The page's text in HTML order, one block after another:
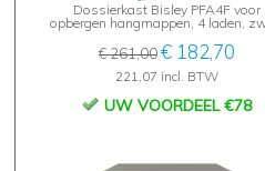
Dossierkast Bisley PFA4F voor
opbergen hangmappen, 4 laden,
€ 261,00€ 182,70
221,07 incl. BTW
UW VOORDEEL €78